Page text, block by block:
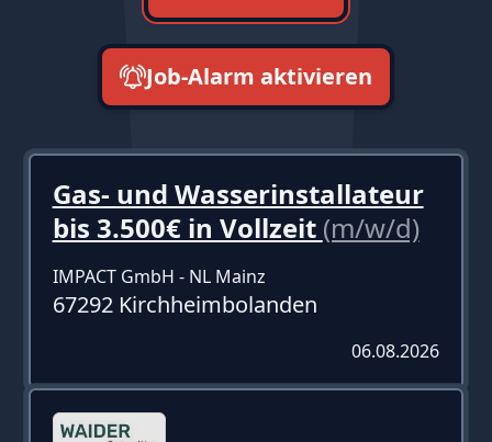
Job-Alarm aktivieren
Gas- und Wasserinstallateur
bis 3.500€ in Vollzeit (m/w/d)
IMPACT GmbH - NL Mainz
67292 Kirchheimbolanden
06.08.2026